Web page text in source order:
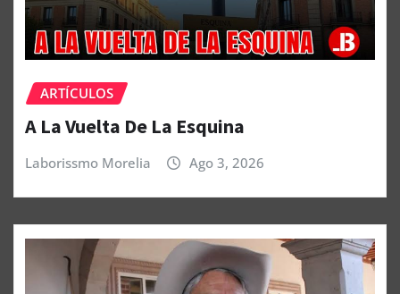
ARTÍCULOS
A La Vuelta De La Esquina
Laborissmo Morelia Ago 3, 2026